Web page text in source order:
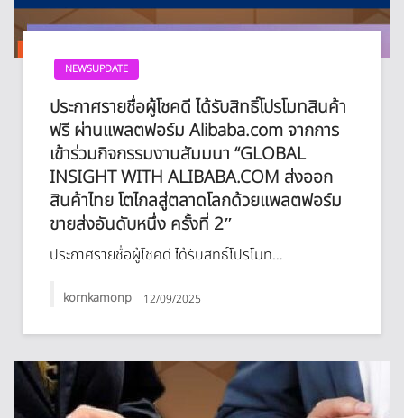
NEWSUPDATE
ประกาศรายชื่อผู้โชคดี ได้รับสิทธิ์โปรโมทสินค้า
ฟรี ผ่านแพลตฟอร์ม Alibaba.com จากการ
เข้าร่วมกิจกรรมงานสัมมนา “GLOBAL
INSIGHT WITH ALIBABA.COM ส่งออก
สินค้าไทย โตไกลสู่ตลาดโลกด้วยแพลตฟอร์ม
ขายส่งอันดับหนึ่ง ครั้งที่ 2″​
ประกาศรายชื่อผู้โชคดี ได้รับสิทธิ์โปรโมท…
kornkamonp 12/09/2025